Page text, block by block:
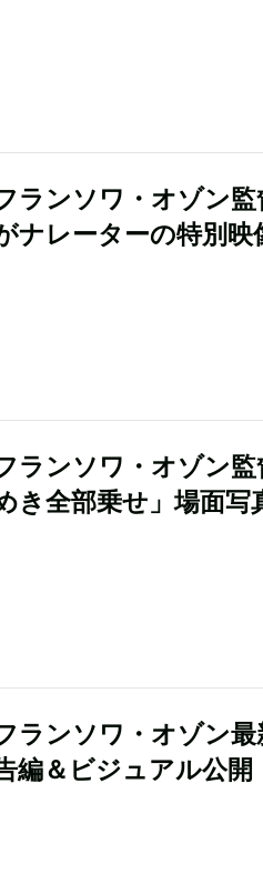
ランソワ・オゾン
ナレーターの特別映
ランソワ・オゾン
き全部乗せ」場面写
ランソワ・オゾン
編＆ビジュアル公開